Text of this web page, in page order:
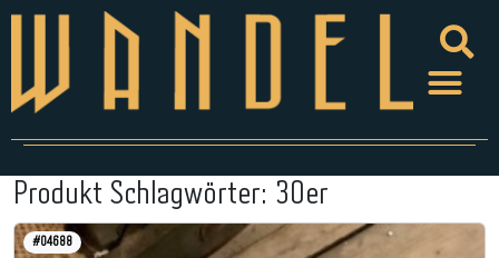
Produkt Schlagwörter: 30er
#04688